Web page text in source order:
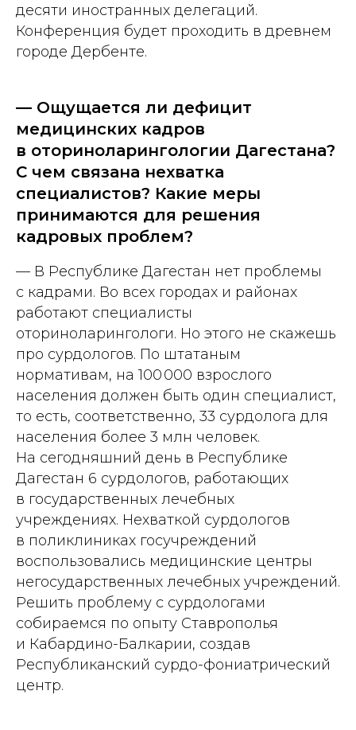
десяти иностранных делегаций.
Конференция будет проходить в древнем
городе Дербенте.
— Ощущается ли дефицит
медицинских кадров
в оториноларингологии Дагестана?
С чем связана нехватка
специалистов? Какие меры
принимаются для решения
кадровых проблем?
— В Республике Дагестан нет проблемы
с кадрами. Во всех городах и районах
работают специалисты
оториноларингологи. Но этого не скажешь
про сурдологов. По штатаным
нормативам, на 100 000 взрослого
населения должен быть один специалист,
то есть, соответственно, 33 сурдолога для
населения более 3 млн человек.
На сегодняшний день в Республике
Дагестан 6 сурдологов, работающих
в государственных лечебных
учреждениях. Нехваткой сурдологов
в поликлиниках госучреждений
воспользовались медицинские центры
негосударственных лечебных учреждений.
Решить проблему с сурдологами
собираемся по опыту Ставрополья
и Кабардино-Балкарии, создав
Республиканский сурдо-фониатрический
центр.